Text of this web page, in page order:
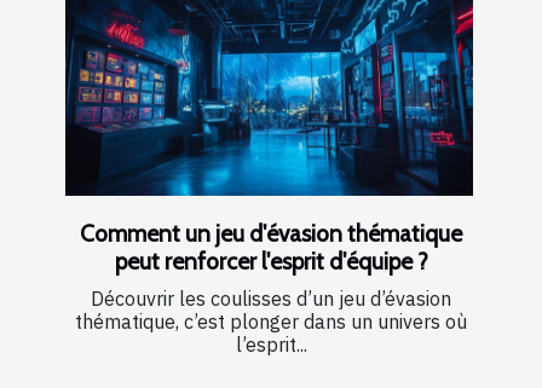
Comment un jeu d'évasion thématique
peut renforcer l'esprit d'équipe ?
Découvrir les coulisses d’un jeu d’évasion
thématique, c’est plonger dans un univers où
l’esprit...